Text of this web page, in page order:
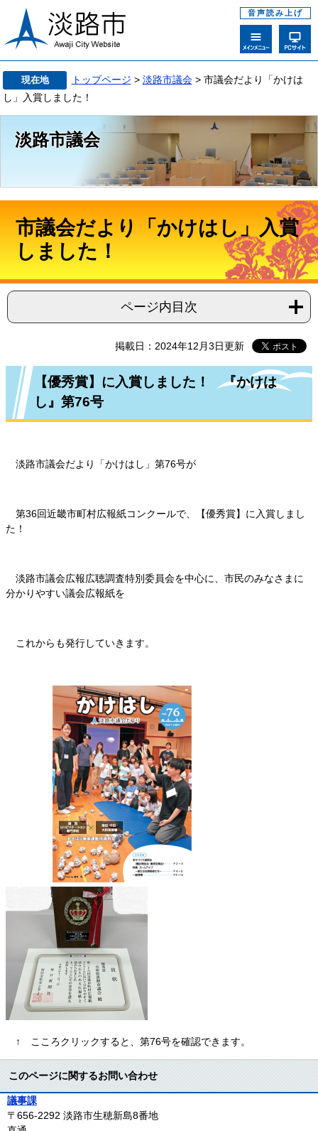
音声読み上げ
現在地 トップページ > 淡路市議会> 市議会だより「かけは
し」入賞しました！
淡路市議会
市議会だより「かけはし」入賞
しました！
ページ内目次
掲載日：2024年12月3日更新
【優秀賞】に入賞しました！ 『かけは
し』第76号
淡路市議会だより「かけはし」第76号が
第36回近畿市町村広報紙コンクールで、【優秀賞】に入賞しまし
た！
淡路市議会広報広聴調査特別委員会を中心に、市民のみなさまに
分かりやすい議会広報紙を
これからも発行していきます。
↑ こころクリックすると、第76号を確認できます。
このページに関するお問い合わせ
議事課
〒656-2292 淡路市生穂新島8番地